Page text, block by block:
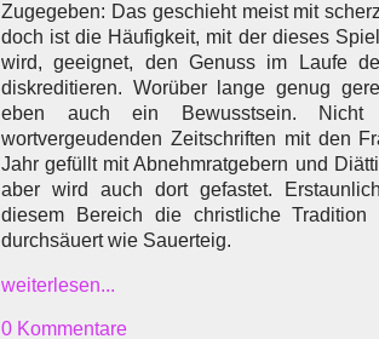
Zugegeben: Das geschieht meist mit
doch ist die Häufigkeit, mit der dieses
wird, geeignet, den Genuss im Laufe
diskreditieren. Worüber lange genug
eben auch ein Bewusstsein.
wortvergeudenden Zeitschriften mit den
Jahr gefüllt mit Abnehmratgebern und
aber wird auch dort gefastet.
diesem Bereich die christliche
durchsäuert wie Sauerteig.
weiterlesen...
0 Kommentare